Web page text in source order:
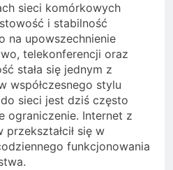
sieci komórkowych
i stabilność
na upowszechnienie
telekonferencji oraz
stała się jednym z
współczesnego stylu
sieci jest dziś często
ograniczenie. Internet z
się w
funkcjonowania